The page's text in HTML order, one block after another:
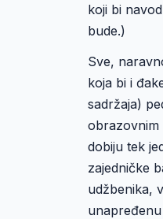
koji bi
bude.)
Sve,
koja bi i
sadržaja)
obrazovnim
dobiju tek
zajedničke
udžbenika,